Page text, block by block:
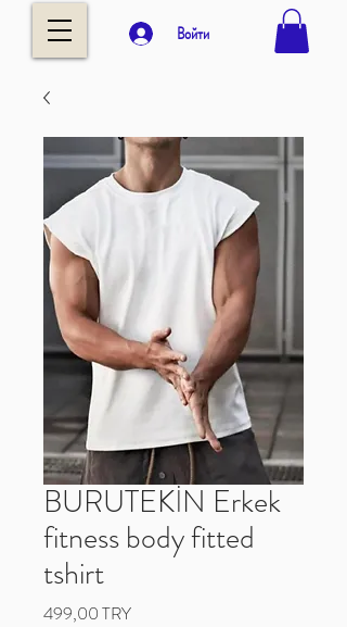
Войти
BURUTEKİN Erkek
fitness body fitted
tshirt
499,00 TRYЦена